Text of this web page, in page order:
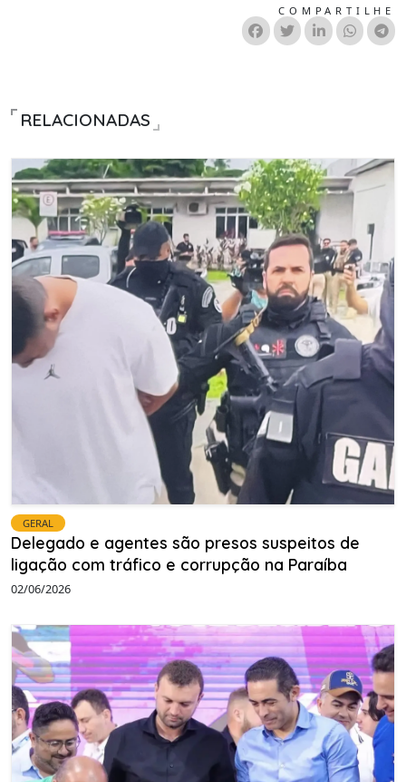
COMPARTILHE
RELACIONADAS
GERAL
Delegado e agentes são presos suspeitos de
ligação com tráfico e corrupção na Paraíba
02/06/2026